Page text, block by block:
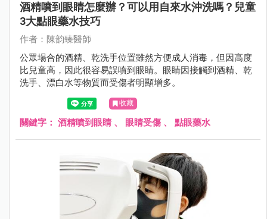
酒精噴到眼睛怎麼辦？可以用自來水沖洗嗎？兒童
3大點眼藥水技巧
作者：陳韵臻醫師
公眾場合的酒精、乾洗手位置雖然方便成人消毒，但因高度
比兒童高，因此很容易誤噴到眼睛。眼睛因接觸到酒精、乾
洗手、漂白水等物質而受傷者明顯增多。
收藏
關鍵字： 酒精噴到眼睛 、 眼睛受傷 、 點眼藥水